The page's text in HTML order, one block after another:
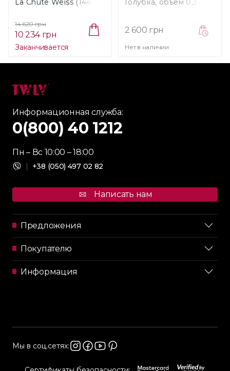
La Chute Weiss (14484-
14 620 грн
10 234 грн
Заканчивается
Голубка, объем 0,37 л
2 600 грн
Нет в наличии
Информационная служба:
0(800) 40 1212
Пн – Вс 10:00 – 18:00
| +38 (050) 497 02 82
Написать нам
Предложения
Покупателю
Информация
Мы в соц.сетях: